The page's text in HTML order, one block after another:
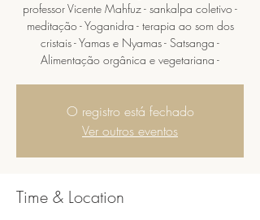
professor Vicente Mahfuz - sankalpa coletivo -
meditação - Yoganidra - terapia ao som dos
cristais - Yamas e Nyamas - Satsanga -
Alimentação orgânica e vegetariana -
O registro está fechado
Ver outros eventos
Time & Location